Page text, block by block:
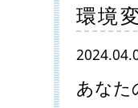
環境
あなた